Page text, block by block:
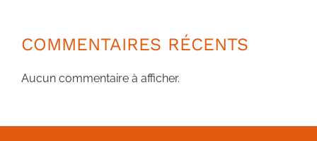
COMMENTAIRES RÉCENTS
Aucun commentaire à afficher.